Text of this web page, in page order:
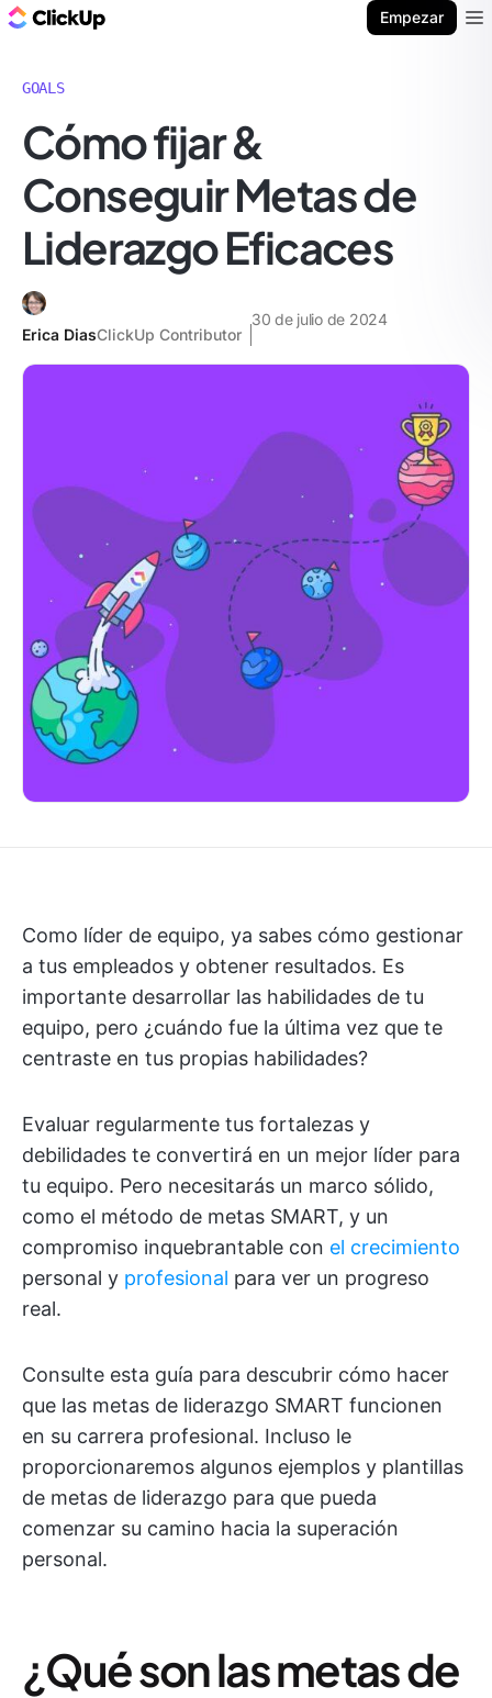
Empezar
GOALS
Cómo fijar &
Conseguir Metas de
Liderazgo Eficaces
Erica DiasClickUp Contributor
30 de julio de 2024
Como líder de equipo, ya sabes cómo gestionar
a tus empleados y obtener resultados. Es
importante desarrollar las habilidades de tu
equipo, pero ¿cuándo fue la última vez que te
centraste en tus propias habilidades?
Evaluar regularmente tus fortalezas y
debilidades te convertirá en un mejor líder para
tu equipo. Pero necesitarás un marco sólido,
como el método de metas SMART, y un
compromiso inquebrantable con el crecimiento
personal y profesional para ver un progreso
real.
Consulte esta guía para descubrir cómo hacer
que las metas de liderazgo SMART funcionen
en su carrera profesional. Incluso le
proporcionaremos algunos ejemplos y plantillas
de metas de liderazgo para que pueda
comenzar su camino hacia la superación
personal.
¿Qué son las metas de